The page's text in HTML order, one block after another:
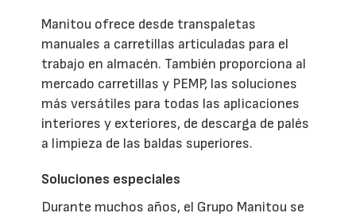
Manitou ofrece desde transpaletas
manuales a carretillas articuladas para el
trabajo en almacén. También proporciona al
mercado carretillas y PEMP, las soluciones
más versátiles para todas las aplicaciones
interiores y exteriores, de descarga de palés
a limpieza de las baldas superiores.
Soluciones especiales
Durante muchos años, el Grupo Manitou se